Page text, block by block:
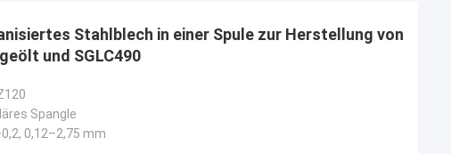
Stahlblech in einer Spule zur Herstellung von
und SGLC490
Spangle
0,12–2,75 mm